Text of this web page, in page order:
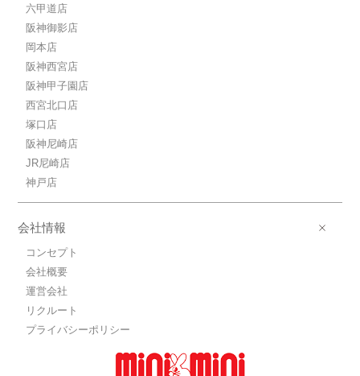
六甲道店
阪神御影店
岡本店
阪神西宮店
阪神甲子園店
西宮北口店
塚口店
阪神尼崎店
JR尼崎店
神戸店
会社情報
コンセプト
会社概要
運営会社
リクルート
プライバシーポリシー